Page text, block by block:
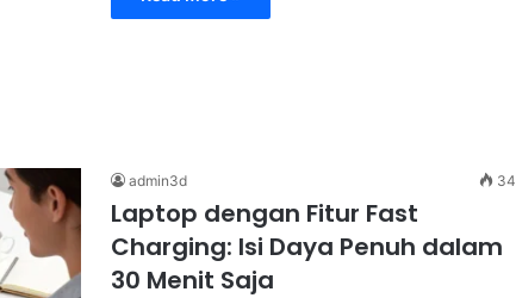
admin3d 34
Laptop dengan Fitur Fast
Charging: Isi Daya Penuh dalam
30 Menit Saja